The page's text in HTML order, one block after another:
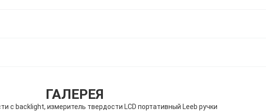
ГАЛЕРЕЯ
с backlight, измеритель твердости LCD портативный Leeb ручки